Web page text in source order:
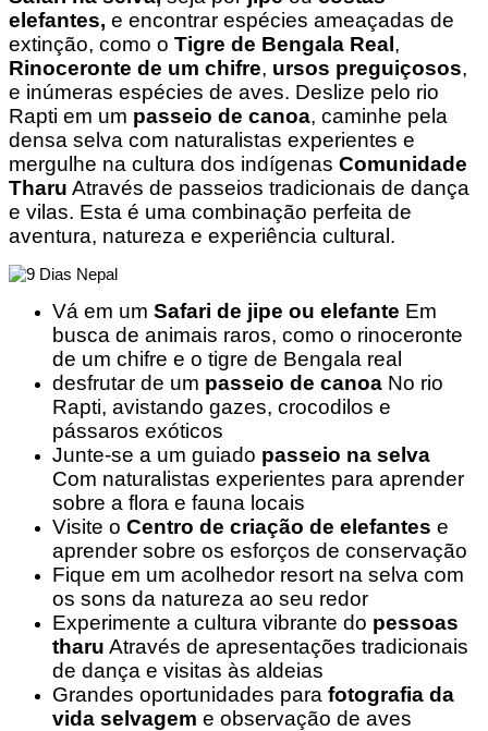
elefantes, e encontrar espécies ameaçadas de
extinção, como o Tigre de Bengala Real ,
Rinoceronte de um chifre, ursos preguiçosos,
e inúmeras espécies de aves. Deslize pelo rio
Rapti em um passeio de canoa, caminhe pela
densa selva com naturalistas experientes e
mergulhe na cultura dos indígenas Comunidade
Tharu Através de passeios tradicionais de dança
e vilas. Esta é uma combinação perfeita de
aventura, natureza e experiência cultural.
Vá em um Safari de jipe ou elefante Em
busca de animais raros, como o rinoceronte
de um chifre e o tigre de Bengala real
desfrutar de um passeio de canoa No rio
Rapti, avistando gazes, crocodilos e
pássaros exóticos
Junte-se a um guiado passeio na selva
Com naturalistas experientes para aprender
sobre a flora e fauna locais
Visite o Centro de criação de elefantes e
aprender sobre os esforços de conservação
Fique em um acolhedor resort na selva com
os sons da natureza ao seu redor
Experimente a cultura vibrante do pessoas
tharu Através de apresentações tradicionais
de dança e visitas às aldeias
Grandes oportunidades para fotografia da
vida selvagem e observação de aves